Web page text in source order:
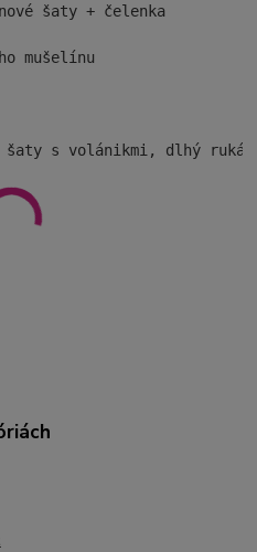
šaty + čelenka
mušelínu
šaty s volánikmi, dlhý